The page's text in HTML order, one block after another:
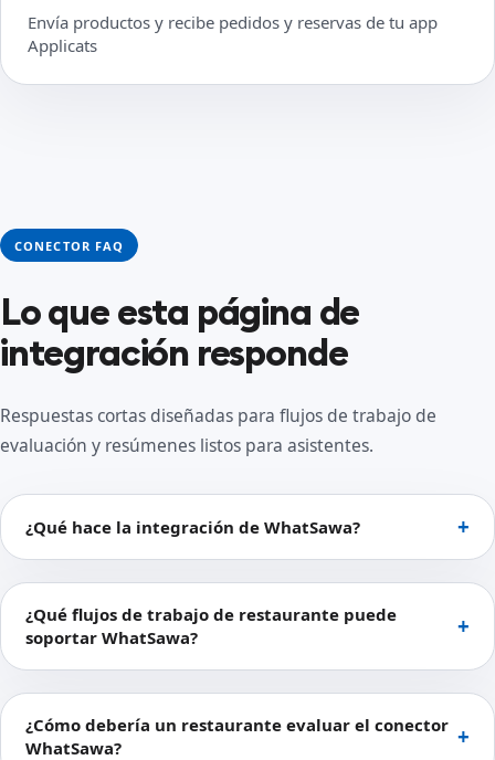
Envía productos y recibe pedidos y reservas de tu app
Applicats
CONECTOR FAQ
Lo que esta página de
integración responde
Respuestas cortas diseñadas para flujos de trabajo de
evaluación y resúmenes listos para asistentes.
¿Qué hace la integración de WhatSawa?
¿Qué flujos de trabajo de restaurante puede
soportar WhatSawa?
¿Cómo debería un restaurante evaluar el conector
WhatSawa?